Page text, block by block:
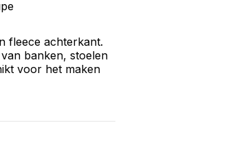
fleece achterkant.
banken, stoelen
voor het maken